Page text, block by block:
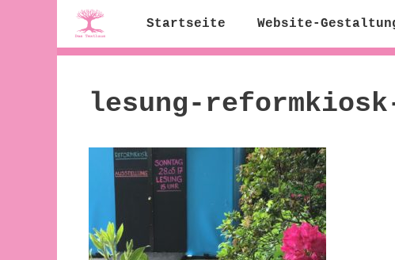
Startseite Website-
lesung-